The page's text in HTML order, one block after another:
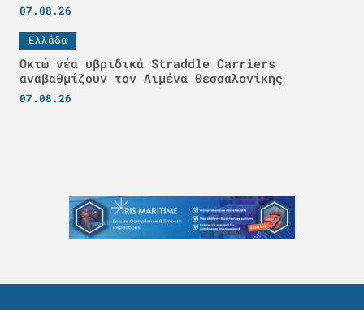
07.08.26
Ελλάδα
Οκτώ νέα υβριδικά Straddle Carriers
αναβαθμίζουν τον Λιμένα Θεσσαλονίκης
07.08.26